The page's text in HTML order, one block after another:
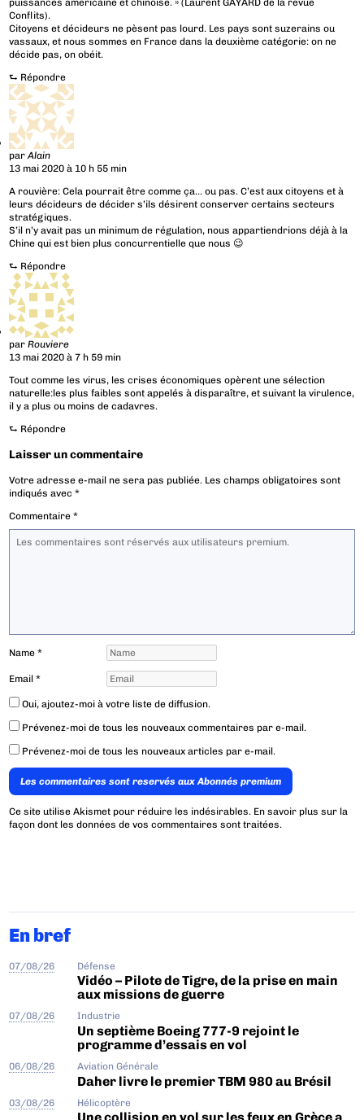
puissances américaine et chinoise. » (Laurent GAYARD de la revue
Conflits).
Citoyens et décideurs ne pèsent pas lourd. Les pays sont suzerains ou
vassaux, et nous sommes en France dans la deuxième catégorie: on ne
décide pas, on obéit.
⮑ Répondre
parAlain
13 mai 2020 à 10 h 55 min
A rouvière: Cela pourrait être comme ça… ou pas. C’est aux citoyens et à
leurs décideurs de décider s’ils désirent conserver certains secteurs
stratégiques.
S’il n’y avait pas un minimum de régulation, nous appartiendrions déjà à la
Chine qui est bien plus concurrentielle que nous 😉
⮑ Répondre
parRouviere
13 mai 2020 à 7 h 59 min
Tout comme les virus, les crises économiques opèrent une sélection
naturelle:les plus faibles sont appelés à disparaître, et suivant la virulence,
il y a plus ou moins de cadavres.
⮑ Répondre
Laisser un commentaire
Votre adresse e-mail ne sera pas publiée. Les champs obligatoires sont
indiqués avec*
Commentaire*
Name*
Email*
Oui, ajoutez-moi à votre liste de diffusion.
Prévenez-moi de tous les nouveaux commentaires par e-mail.
Prévenez-moi de tous les nouveaux articles par e-mail.
Les commentaires sont reservés aux Abonnés premium
Ce site utilise Akismet pour réduire les indésirables. En savoir plus sur la
façon dont les données de vos commentaires sont traitées.
En bref
07/08/26 Défense
Vidéo – Pilote de Tigre, de la prise en main
aux missions de guerre
07/08/26 Industrie
Un septième Boeing 777-9 rejoint le
programme d’essais en vol
06/08/26 Aviation Générale
Daher livre le premier TBM 980 au Brésil
03/08/26 Hélicoptère